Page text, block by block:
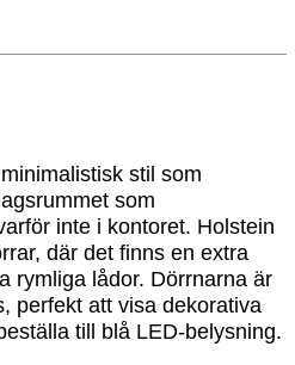
stil som
som
inte i kontoret. Holstein
där det finns en extra
rymliga lådor. Dörrnarna är
perfekt att visa dekorativa
till blå LED-belysning.